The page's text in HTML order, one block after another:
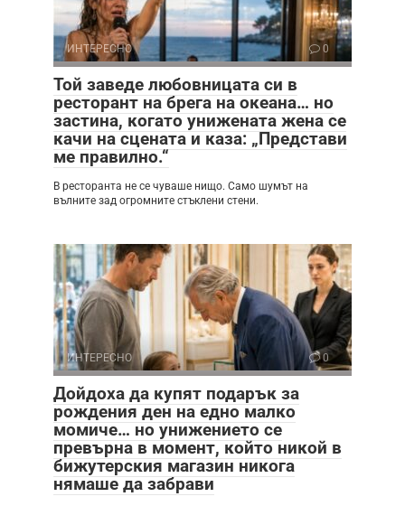
ИНТЕРЕСНО 0
Той заведе любовницата си в
ресторант на брега на океана… но
застина, когато унижената жена се
качи на сцената и каза: „Представи
ме правилно.“
В ресторанта не се чуваше нищо. Само шумът на
вълните зад огромните стъклени стени.
ИНТЕРЕСНО 0
Дойдоха да купят подарък за
рождения ден на едно малко
момиче… но унижението се
превърна в момент, който никой в
бижутерския магазин никога
нямаше да забрави